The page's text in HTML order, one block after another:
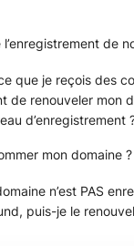
l’enregistrement de
que je reçois des
de renouveler mon
d’enregistrement
mon domaine ?
n’est PAS
puis-je le